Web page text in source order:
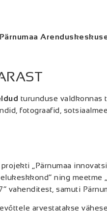
turunduse valdkonnas
fotograafid,
„Pärnumaa
ning meetme
vahenditest, samuti
arvestatakse